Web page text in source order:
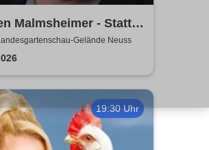
Malmsheimer - Statt
die Welt bewegt,
wohl nur das Meer
Gelände Neuss
19:30 Uhr